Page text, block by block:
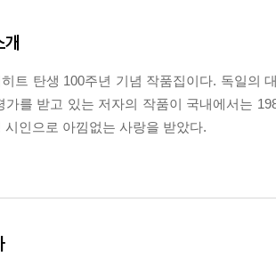
히트 탄생 100주년 기념 작품집이다. 독일의
가를 받고 있는 저자의 작품이 국내에서는
시인으로 아낌없는 사랑을 받았다.